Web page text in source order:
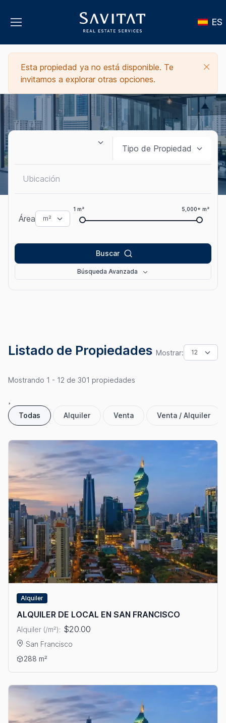
ES
Esta propiedad ya no está disponible. Te
invitamos a explorar otras opciones.
Área
1 m² 5,000+ m²
Buscar
Búsqueda Avanzada
Construcción
Estacionamientos
Listado de Propiedades Mostrar:
Mostrando 1 - 12 de 301 propiedades
Todas Alquiler Venta Venta / Alquiler
Alquiler
ALQUILER DE LOCAL EN SAN FRANCISCO
Alquiler (/m²): $20.00
San Francisco
Ver detalles: ALQUILER DE LOCAL EN SAN FRANCISCO
288 m²